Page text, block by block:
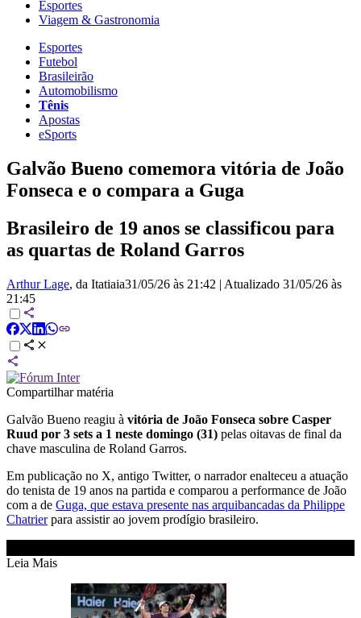
Esportes
Viagem & Gastronomia
Esportes
Futebol
Brasileirão
Automobilismo
Tênis
Apostas
eSports
Galvão Bueno comemora vitória de João
Fonseca e o compara a Guga
Brasileiro de 19 anos se classificou para
as quartas de Roland Garros
Arthur Lage, da Itatiaia31/05/26 às 21:42 | Atualizado 31/05/26 às
21:45
Compartilhar matéria
Galvão Bueno reagiu à vitória de João Fonseca sobre Casper
Ruud por 3 sets a 1 neste domingo (31) pelas oitavas de final da
chave masculina de Roland Garros.
Em publicação no X, antigo Twitter, o narrador enalteceu a atuação
do tenista de 19 anos na partida e comparou a performance de João
com a de Guga, que estava presente nas arquibancadas da Philippe
Chatrierpara assistir ao jovem prodígio brasileiro.
Leia Mais